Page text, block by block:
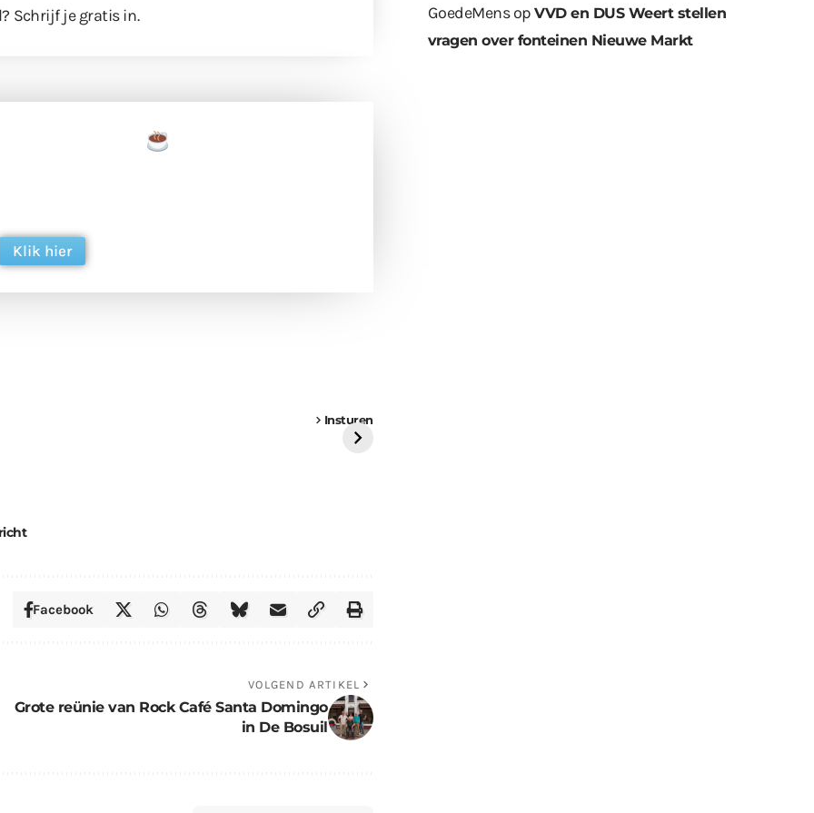
Schrijf je gratis in.
Klik hier
Insturen
Facebook
VOLGEND ARTIKEL
Grote reünie van Rock Café Santa Domingo
in De Bosuil
GoedeMensopVVD en DUS Weert stellen
vragen over fonteinen Nieuwe Markt